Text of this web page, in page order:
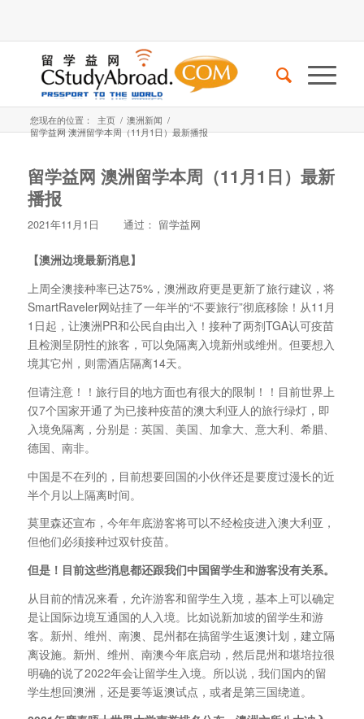
您现在的位置： 主页 / 澳洲新闻 /
留学益网 澳洲留学本周（11月1日）最新播报
留学益网 澳洲留学本周（11月1日）最新
播报
2021年11月1日 通过： 留学益网
【澳洲边境最新消息】
上周全澳接种率已达75%，澳洲政府更是更新了旅行建议，将
SmartRaveler网站挂了一年半的“不要旅行”彻底移除！从11月
1日起，让澳洲PR和公民自由出入！接种了两剂TGA认可疫苗
且检测呈阴性的旅客，可以免隔离入境新州或维州。但要想入
境其它州，则需酒店隔离14天。
但请注意！！旅行目的地方面也有很大的限制！！目前世界上
仅7个国家开通了为已接种疫苗的澳大利亚人的旅行绿灯，即
入境免隔离，分别是：英国、美国、加拿大、意大利、希腊、
德国、南非。
中国是不在列的，目前想要回国的小伙伴还是要度过漫长的近
半个月以上隔离时间。
莫里森还宣布，今年年底游客将可以不经检疫进入澳大利亚，
但他们必须接种过双针疫苗。
但是！目前这些消息都还跟我们中国留学生和游客没有关系。
从目前的情况来看，允许游客和留学生入境，基本上可以确定
是让国际边境互通国的人入境。比如说新加坡的留学生和游
客。新州、维州、南澳、昆州都在搞留学生返澳计划，建立隔
离设施。新州、维州、南澳今年底启动，然后昆州和堪培拉很
明确的说了2022年会让留学生入境。所以说，我们国内的留
学生想回澳洲，还是要等返澳试点，或者是第三国绕道。